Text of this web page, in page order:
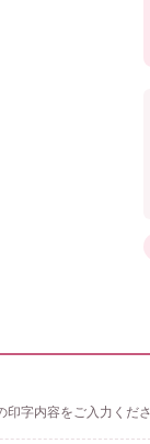
字内容をご入力くださ